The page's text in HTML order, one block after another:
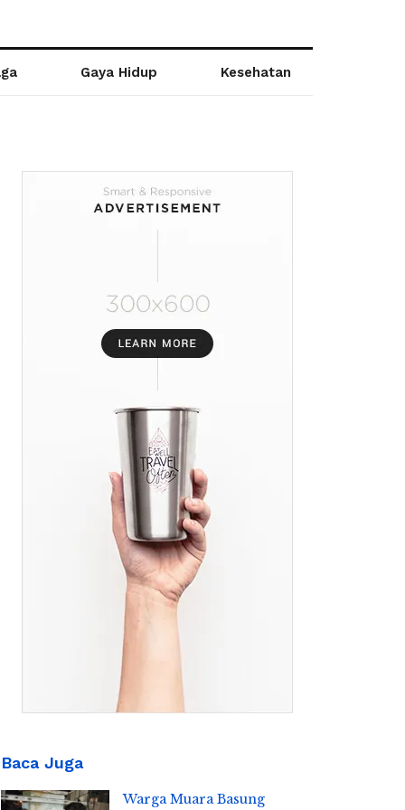
Gaya Hidup Kesehatan
Baca Juga
Warga Muara Basung